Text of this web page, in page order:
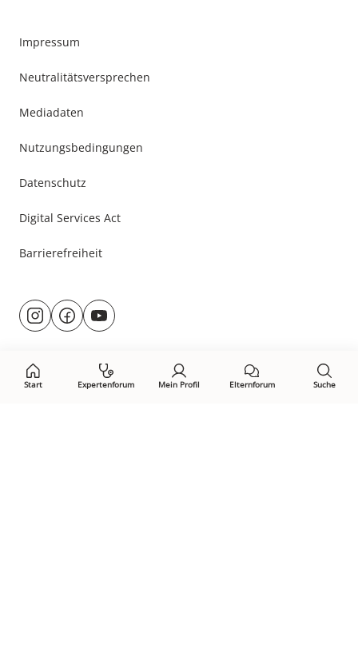
Start Expertenforum Mein Profil Elternforum Suche
Impressum
Neutralitätsversprechen
Mediadaten
Nutzungsbedingungen
Datenschutz
Digital Services Act
Barrierefreiheit
Besuche
uns@rund.ums.baby
facebook.com/rundumsbaby.de
youtube.com/@rundumsbaby_